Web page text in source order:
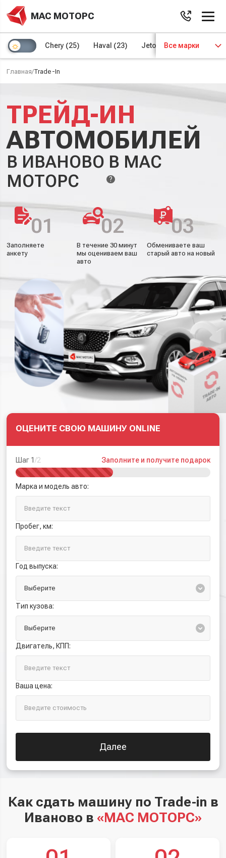
МАС МОТОРС
Chery (25) Haval (23) Jetour (8) Kaiyi (4)
Все марки
Главная/Trade-In
ТРЕЙД-ИН
АВТОМОБИЛЕЙ
В ИВАНОВО В МАС
МОТОРС
?
01
Заполняете
анкету
02
В течение 30 минут
мы оцениваем ваш
авто
03
Обмениваете ваш
старый авто на новый
ОЦЕНИТЕ СВОЮ МАШИНУ ONLINE
Шаг 1/2 Заполните и получите подарок
Марка и модель авто:
Пробег, км:
Год выпуска:
Тип кузова:
Двигатель, КПП:
Ваша цена:
Далее
Как сдать машину по Trade-in в
Иваново в «МАС МОТОРС»